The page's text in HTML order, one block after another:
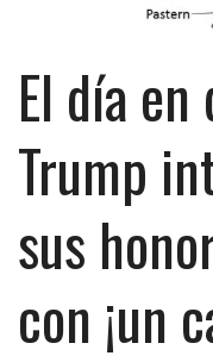
El día en
Trump
sus
con ¡un